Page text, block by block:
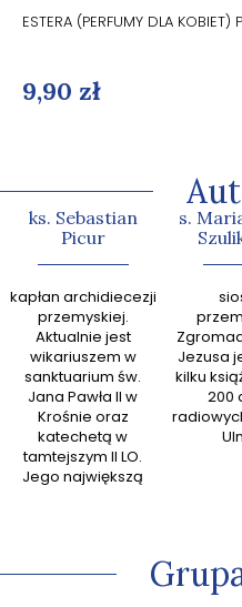
ESTERA (PERFUMY DLA
9,90 zł
ks. Sebastian
Picur
kapłan archidiecezji
przemyskiej.
Aktualnie jest
wikariuszem w
sanktuarium św.
Jana Pawła II w
Krośnie oraz
katechetą w
tamtejszym II LO.
Jego największą
odkrywać miłość
s.
Jezusa
kilku
200